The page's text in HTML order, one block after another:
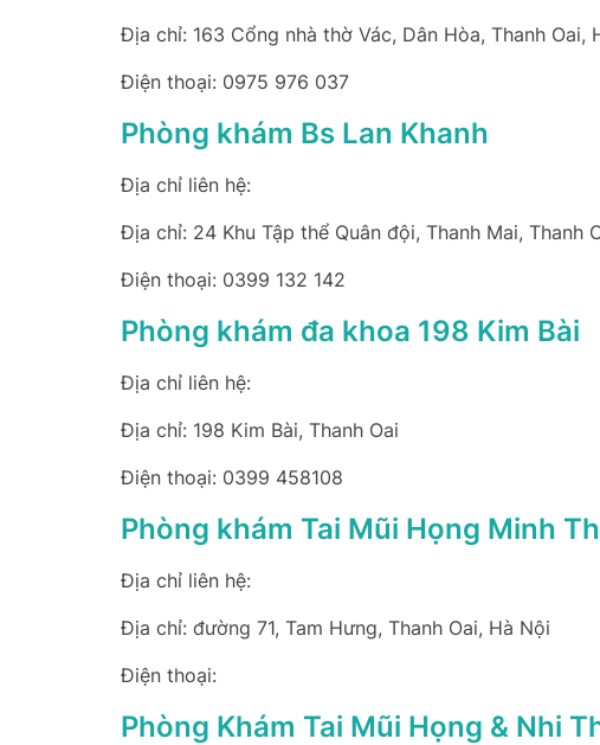
Địa chỉ: 163 Cổng nhà thờ Vác, Dân Hòa, Thanh Oai,
Điện thoại: 0975 976 037
Phòng khám Bs Lan Khanh
Địa chỉ liên hệ:
Địa chỉ: 24 Khu Tập thể Quân đội, Thanh Mai, Thanh
Điện thoại: 0399 132 142
Phòng khám đa khoa 198 Kim Bài
Địa chỉ liên hệ:
Địa chỉ: 198 Kim Bài, Thanh Oai
Điện thoại: 0399 458108
Phòng khám Tai Mũi Họng Minh
Địa chỉ liên hệ:
Địa chỉ: đường 71, Tam Hưng, Thanh Oai, Hà Nội
Điện thoại:
Phòng Khám Tai Mũi Họng & Nhi